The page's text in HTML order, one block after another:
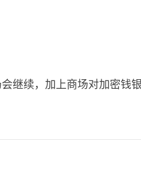
继续，加上商场对加密钱